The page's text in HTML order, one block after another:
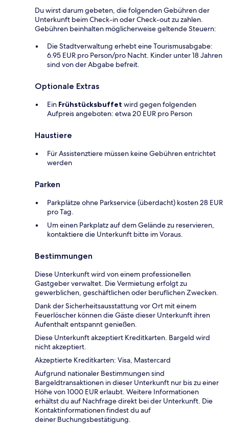
Du wirst darum gebeten, die folgenden Gebühren der
Unterkunft beim Check-in oder Check-out zu zahlen.
Gebühren beinhalten möglicherweise geltende Steuern:
Die Stadtverwaltung erhebt eine Tourismusabgabe:
6.95 EUR pro Person/pro Nacht. Kinder unter 18 Jahren
sind von der Abgabe befreit.
Optionale Extras
Ein Frühstücksbuffet wird gegen folgenden
Aufpreis angeboten: etwa 20 EUR pro Person
Haustiere
Für Assistenztiere müssen keine Gebühren entrichtet
werden
Parken
Parkplätze ohne Parkservice (überdacht) kosten 28 EUR
pro Tag.
Um einen Parkplatz auf dem Gelände zu reservieren,
kontaktiere die Unterkunft bitte im Voraus.
Bestimmungen
Diese Unterkunft wird von einem professionellen
Gastgeber verwaltet. Die Vermietung erfolgt zu
gewerblichen, geschäftlichen oder beruflichen Zwecken.
Dank der Sicherheitsausstattung vor Ort mit einem
Feuerlöscher können die Gäste dieser Unterkunft ihren
Aufenthalt entspannt genießen.
Diese Unterkunft akzeptiert Kreditkarten. Bargeld wird
nicht akzeptiert.
Akzeptierte Kreditkarten: Visa, Mastercard
Aufgrund nationaler Bestimmungen sind
Bargeldtransaktionen in dieser Unterkunft nur bis zu einer
Höhe von 1000 EUR erlaubt. Weitere Informationen
erhältst du auf Nachfrage direkt bei der Unterkunft. Die
Kontaktinformationen findest du auf
deiner Buchungsbestätigung.